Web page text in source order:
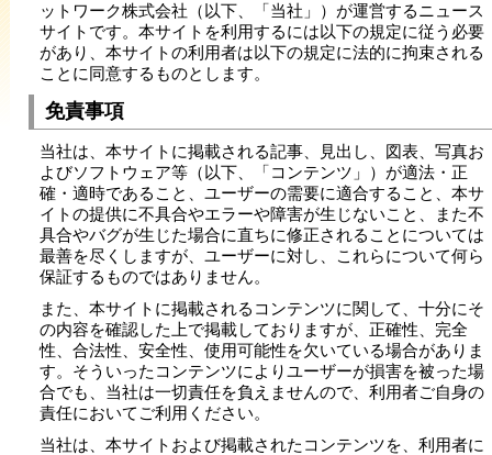
ットワーク株式会社（以下、「当社」）が運営するニュース
サイトです。本サイトを利用するには以下の規定に従う必要
があり、本サイトの利用者は以下の規定に法的に拘束される
ことに同意するものとします。
免責事項
当社は、本サイトに掲載される記事、見出し、図表、写真お
よびソフトウェア等（以下、「コンテンツ」）が適法・正
確・適時であること、ユーザーの需要に適合すること、本サ
イトの提供に不具合やエラーや障害が生じないこと、また不
具合やバグが生じた場合に直ちに修正されることについては
最善を尽くしますが、ユーザーに対し、これらについて何ら
保証するものではありません。
また、本サイトに掲載されるコンテンツに関して、十分にそ
の内容を確認した上で掲載しておりますが、正確性、完全
性、合法性、安全性、使用可能性を欠いている場合がありま
す。そういったコンテンツによりユーザーが損害を被った場
合でも、当社は一切責任を負えませんので、利用者ご自身の
責任においてご利用ください。
当社は、本サイトおよび掲載されたコンテンツを、利用者に